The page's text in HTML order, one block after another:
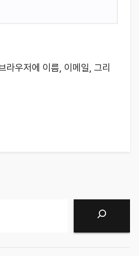
라우저에 이름, 이메일, 그리